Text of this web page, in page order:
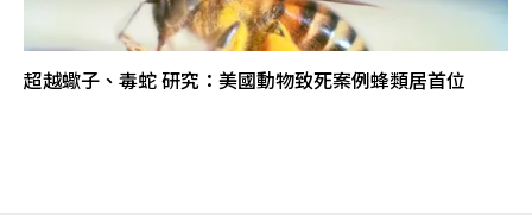
超越蠍子、毒蛇 研究：美國動物致死案例蜂類居首位